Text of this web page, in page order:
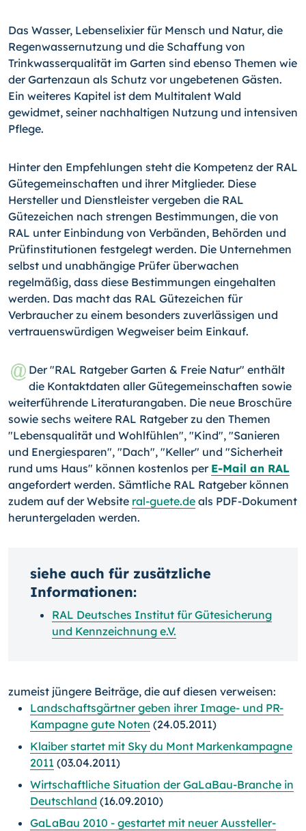
Das Wasser, Lebenselixier für Mensch und Natur, die
Regenwassernutzung und die Schaffung von
Trinkwasserqualität im Garten sind ebenso Themen wie
der Gartenzaun als Schutz vor ungebetenen Gästen.
Ein weiteres Kapitel ist dem Multitalent Wald
gewidmet, seiner nachhaltigen Nutzung und intensiven
Pflege.
Hinter den Empfehlungen steht die Kompetenz der RAL
Gütegemeinschaften und ihrer Mitglieder. Diese
Hersteller und Dienstleister vergeben die RAL
Gütezeichen nach strengen Bestimmungen, die von
RAL unter Einbindung von Verbänden, Behörden und
Prüfinstitutionen festgelegt werden. Die Unternehmen
selbst und unabhängige Prüfer überwachen
regelmäßig, dass diese Bestimmungen eingehalten
werden. Das macht das RAL Gütezeichen für
Verbraucher zu einem besonders zuverlässigen und
vertrauenswürdigen Wegweiser beim Einkauf.
Der "RAL Ratgeber Garten & Freie Natur" enthält
die Kontaktdaten aller Gütegemeinschaften sowie
weiterführende Literaturangaben. Die neue Broschüre
sowie sechs weitere RAL Ratgeber zu den Themen
"Lebensqualität und Wohlfühlen", "Kind", "Sanieren
und Energiesparen", "Dach", "Keller" und "Sicherheit
rund ums Haus" können kostenlos per E-Mail an RAL
angefordert werden. Sämtliche RAL Ratgeber können
zudem auf der Website ral-guete.de als PDF-Dokument
heruntergeladen werden.
siehe auch für zusätzliche
Informationen:
RAL Deutsches Institut für Gütesicherung
und Kennzeichnung e.V.
zumeist jüngere Beiträge, die auf diesen verweisen:
Landschaftsgärtner geben ihrer Image- und PR-
Kampagne gute Noten (24.05.2011)
Klaiber startet mit Sky du Mont Markenkampagne
2011 (03.04.2011)
Wirtschaftliche Situation der GaLaBau-Branche in
Deutschland (16.09.2010)
GaLaBau 2010 - gestartet mit neuer Aussteller-